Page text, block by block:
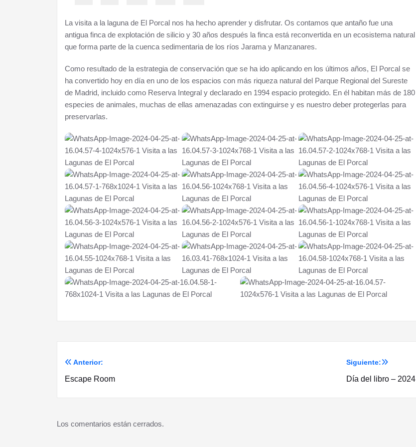
La visita a la laguna de El Porcal nos ha hecho aprender y disfrutar. Os contamos que antaño fue una
antigua finca de explotación de silicio y 30 años después la finca está reconvertida en un ecosistema natural
que forma parte de la cuenca sedimentaria de los ríos Jarama y Manzanares.
Como resultado de la estrategia de conservación que se ha ido aplicando en los últimos años, El Porcal se
ha convertido hoy en día en uno de los espacios con más riqueza natural del Parque Regional del Sureste
de Madrid, incluido como Reserva Integral y declarado en 1994 espacio protegido. En él habitan más de 180
especies de animales, muchas de ellas amenazadas con extinguirse y es nuestro deber protegerlas para
preservarlas.
Navegación
Anterior:
Escape Room
Siguiente:
Día del libro – 2024
Los comentarios están cerrados.